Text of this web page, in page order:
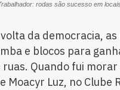
rodas são sucesso em
da democracia,
e blocos para
Quando fui
Moacyr Luz, no Clube